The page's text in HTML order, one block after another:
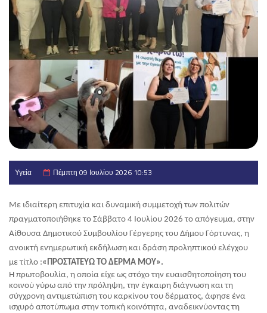
Υγεία Πέμπτη 09 Ιουλίου 2026 10:53
Με ιδιαίτερη επιτυχία και δυναμική συμμετοχή των πολιτών
πραγματοποιήθηκε το Σάββατο 4 Ιουλίου 2026 το απόγευμα, στην
Αίθουσα Δημοτικού Συμβουλίου Γέργερης του Δήμου Γόρτυνας, η
ανοικτή ενημερωτική εκδήλωση και δράση προληπτικού ελέγχου
με τίτλο :«ΠΡΟΣΤΑΤΕΥΩ ΤΟ ΔΕΡΜΑ ΜΟΥ».
​Η πρωτοβουλία, η οποία είχε ως στόχο την ευαισθητοποίηση του
κοινού γύρω από την πρόληψη, την έγκαιρη διάγνωση και τη
σύγχρονη αντιμετώπιση του καρκίνου του δέρματος, άφησε ένα
ισχυρό αποτύπωμα στην τοπική κοινότητα, αναδεικνύοντας τη